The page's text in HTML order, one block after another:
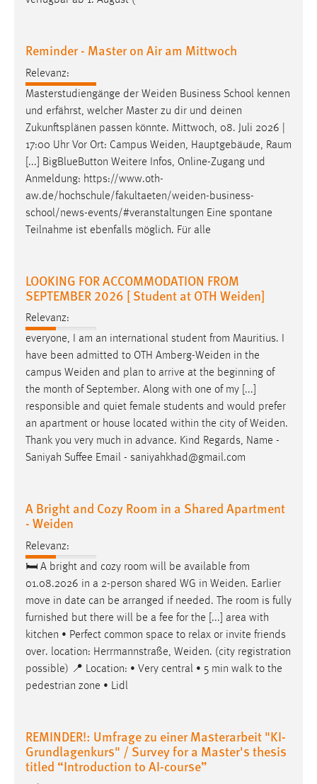
Reminder - Master on Air am Mittwoch
Relevanz:
Masterstudiengänge der Weiden Business School kennen
und erfährst, welcher Master zu dir und deinen
Zukunftsplänen passen könnte. Mittwoch, 08. Juli 2026 |
17:00 Uhr Vor Ort: Campus Weiden, Hauptgebäude, Raum
[...] BigBlueButton Weitere Infos, Online-Zugang und
Anmeldung: https://www.oth-
aw.de/hochschule/fakultaeten/weiden-business-
school/news-events/#veranstaltungen Eine spontane
Teilnahme ist ebenfalls möglich. Für alle
LOOKING FOR ACCOMMODATION FROM
SEPTEMBER 2026 [ Student at OTH Weiden]
Relevanz:
everyone, I am an international student from Mauritius. I
have been admitted to OTH Amberg-Weiden in the
campus Weiden and plan to arrive at the beginning of
the month of September. Along with one of my [...]
responsible and quiet female students and would prefer
an apartment or house located within the city ofWeiden.
Thank you very much in advance. Kind Regards, Name -
Saniyah Suffee Email - saniyahkhad@gmail.com
A Bright and Cozy Room in a Shared Apartment
- Weiden
Relevanz:
🛏 A bright and cozy room will be available from
01.08.2026 in a 2-person shared WG in Weiden. Earlier
move in date can be arranged if needed. The room is fully
furnished but there will be a fee for the [...] area with
kitchen • Perfect common space to relax or invite friends
over. location: Herrmannstraße, Weiden. (city registration
possible) 📍 Location: • Very central • 5 min walk to the
pedestrian zone • Lidl
REMINDER!: Umfrage zu einer Masterarbeit "KI-
Grundlagenkurs" / Survey for a Master's thesis
titled “Introduction to AI-course”